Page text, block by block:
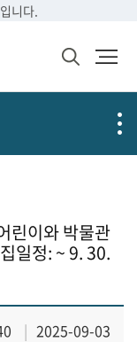
니다.
검
창
린이와 박물관
일정: ~ 9. 30.
2025-09-03